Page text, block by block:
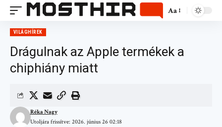
Aa
VILÁGHÍREK
Drágulnak az Apple termékek a
chiphiány miatt
Utoljára frissítve: 2026. június 26 02:18
Réka Nagy